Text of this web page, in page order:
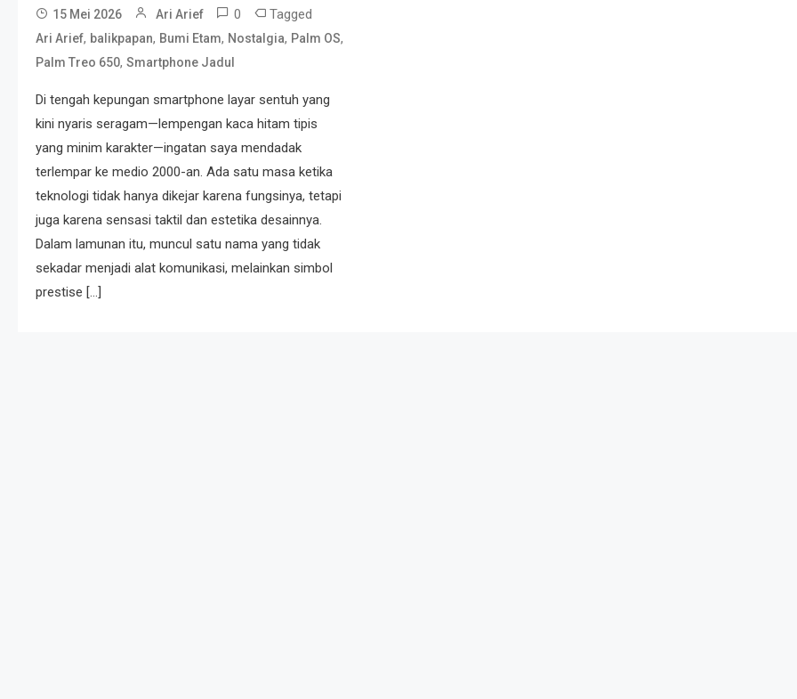
15 Mei 2026 Ari Arief 0 Tagged
Ari Arief, balikpapan, Bumi Etam, Nostalgia, Palm OS,
Palm Treo 650, Smartphone Jadul
Di tengah kepungan smartphone layar sentuh yang
kini nyaris seragam—lempengan kaca hitam tipis
yang minim karakter—ingatan saya mendadak
terlempar ke medio 2000-an. Ada satu masa ketika
teknologi tidak hanya dikejar karena fungsinya, tetapi
juga karena sensasi taktil dan estetika desainnya.
Dalam lamunan itu, muncul satu nama yang tidak
sekadar menjadi alat komunikasi, melainkan simbol
prestise […]